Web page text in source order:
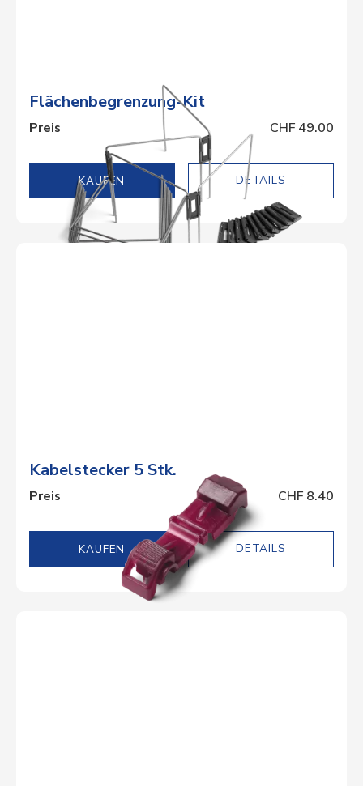
Flächenbegrenzung-Kit
Preis CHF 49.00
DETAILS
Kabelstecker 5 Stk.
Preis CHF 8.40
DETAILS